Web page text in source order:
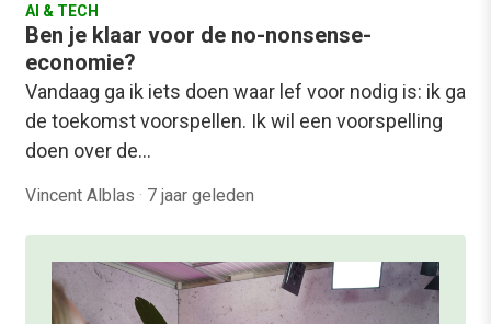
AI & TECH
Ben je klaar voor de no-nonsense-
economie?
Vandaag ga ik iets doen waar lef voor nodig is: ik ga
de toekomst voorspellen. Ik wil een voorspelling
doen over de…
Vincent Alblas · 7 jaar geleden